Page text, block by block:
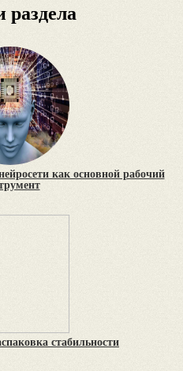
раздела
как основной рабочий
стабильности